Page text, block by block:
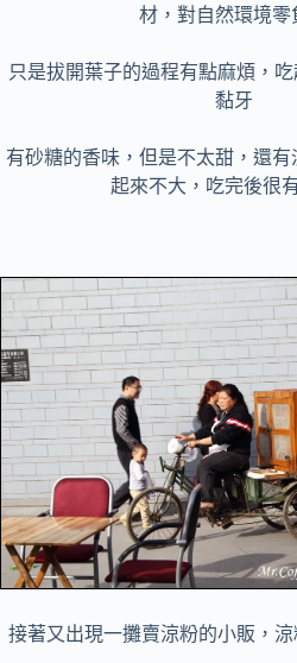
材，對自然環境零
只是拔開葉子的過程有點麻煩，
黏牙
有砂糖的香味，但是不太甜，還
起來不大，吃完後很
接著又出現一攤賣涼粉的小販，